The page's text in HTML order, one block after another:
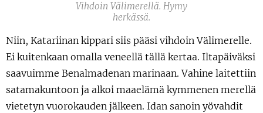
Vihdoin Välimerellä. Hymy
herkässä.
Niin, Katariinan kippari siis pääsi vihdoin Välimerelle.
Ei kuitenkaan omalla veneellä tällä kertaa. Iltapäiväksi
saavuimme Benalmadenan marinaan. Vahine laitettiin
satamakuntoon ja alkoi maaelämä kymmenen merellä
vietetyn vuorokauden jälkeen. Idan sanoin yövahdit